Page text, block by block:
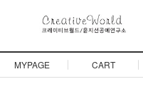
MYPAGE CART